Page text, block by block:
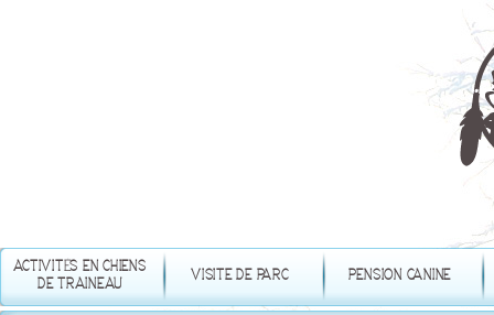
ACTIVITÉS EN CHIENS
DE TRAINEAU
VISITE DE PARC PENSION CANINE